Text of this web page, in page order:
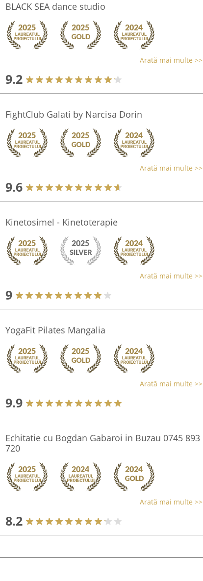
BLACK SEA dance studio
Arată mai multe >>
9.2
FightClub Galati by Narcisa Dorin
Arată mai multe >>
9.6
Kinetosimel - Kinetoterapie
Arată mai multe >>
9
YogaFit Pilates Mangalia
Arată mai multe >>
9.9
Echitatie cu Bogdan Gabaroi in Buzau 0745 893
720
Arată mai multe >>
8.2